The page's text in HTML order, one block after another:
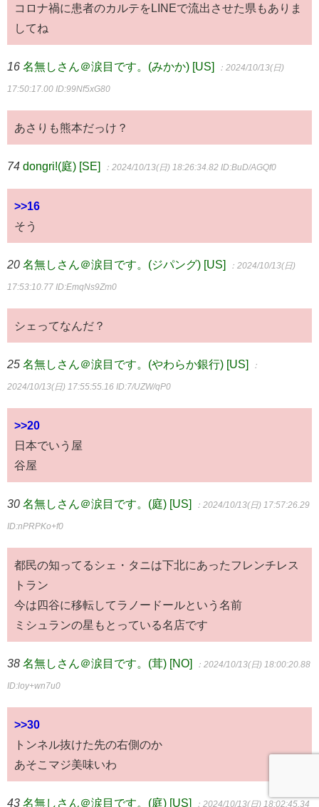
コロナ禍に患者のカルテをLINEで流出させた県もありま
してね
16 名無しさん＠涙目です。(みかか) [US] ：2024/10/13(日)
17:50:17.00 ID:99Nf5xG80
あさりも熊本だっけ？
74 dongri!(庭) [SE] ：2024/10/13(日) 18:26:34.82 ID:BuD/AGQf0
>>16
そう
20 名無しさん＠涙目です。(ジパング) [US] ：2024/10/13(日)
17:53:10.77 ID:EmqNs9Zm0
シェってなんだ？
25 名無しさん＠涙目です。(やわらか銀行) [US] ：
2024/10/13(日) 17:55:55.16 ID:7/UZW/qP0
>>20
日本でいう屋
谷屋
30 名無しさん＠涙目です。(庭) [US] ：2024/10/13(日) 17:57:26.29
ID:nPRPKo+f0
都民の知ってるシェ・タニは下北にあったフレンチレス
トラン
今は四谷に移転してラノードールという名前
ミシュランの星もとっている名店です
38 名無しさん＠涙目です。(茸) [NO] ：2024/10/13(日) 18:00:20.88
ID:loy+wn7u0
>>30
トンネル抜けた先の右側のか
あそこマジ美味いわ
43 名無しさん＠涙目です。(庭) [US] ：2024/10/13(日) 18:02:45.34